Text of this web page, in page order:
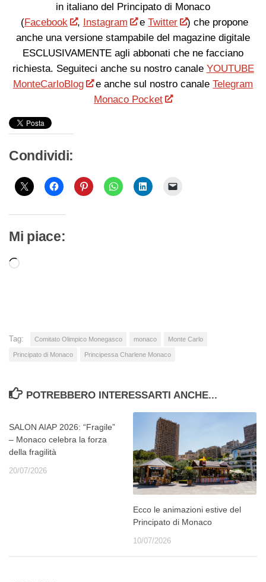
in italiano del Principato di Monaco
(Facebook , Instagram eTwitter
) che propone
anche una versione stampabile del magazine digitale
ESCLUSIVAMENTE agli abbonati che ne facciano
richiesta. Seguiteci anche su nostro canale YOUTUBE
MonteCarloBlog
e anche sul nostro canaleTelegram
Monaco Pocket
Condividi:
Mi piace:
Caricamento
Tag: Comitato Olimpico Monegasco monaco Monte Carlo
Principato di Monaco Principessa Charlene Monaco
POTREBBERO INTERESSARTI ANCHE...
SALON AIAP 2026: “Fragile”
– Monaco celebra la forza
della fragilità
20/07/2026
Ecco le animazioni estive del
Principato di Monaco
10/07/2026